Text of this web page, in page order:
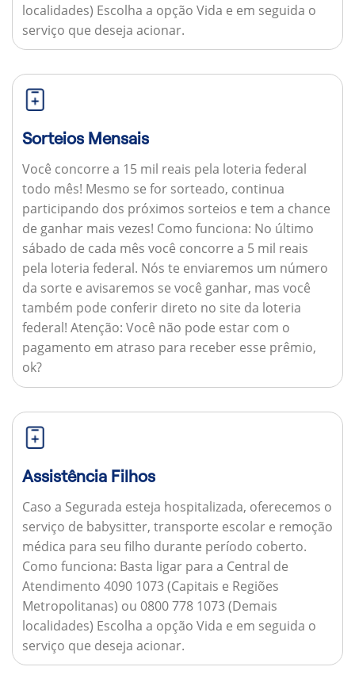
localidades) Escolha a opção Vida e em seguida o
serviço que deseja acionar.
Sorteios Mensais
Você concorre a 15 mil reais pela loteria federal
todo mês! Mesmo se for sorteado, continua
participando dos próximos sorteios e tem a chance
de ganhar mais vezes! Como funciona: No último
sábado de cada mês você concorre a 5 mil reais
pela loteria federal. Nós te enviaremos um número
da sorte e avisaremos se você ganhar, mas você
também pode conferir direto no site da loteria
federal! Atenção: Você não pode estar com o
pagamento em atraso para receber esse prêmio,
ok?
Assistência Filhos
Caso a Segurada esteja hospitalizada, oferecemos o
serviço de babysitter, transporte escolar e remoção
médica para seu filho durante período coberto.
Como funciona: Basta ligar para a Central de
Atendimento 4090 1073 (Capitais e Regiões
Metropolitanas) ou 0800 778 1073 (Demais
localidades) Escolha a opção Vida e em seguida o
serviço que deseja acionar.